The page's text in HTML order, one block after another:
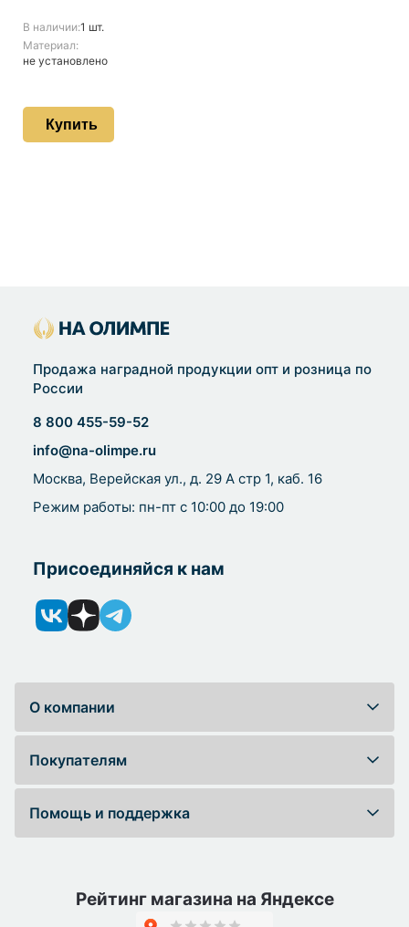
В наличии:1 шт.
Материал:
не установлено
Купить
Продажа наградной продукции опт и розница по
России
8 800 455-59-52
info@na-olimpe.ru
Москва, Верейская ул., д. 29 А стр 1, каб. 16
Режим работы: пн-пт с 10:00 до 19:00
Присоединяйся к нам
О компании
Покупателям
Помощь и поддержка
Рейтинг магазина на Яндексе